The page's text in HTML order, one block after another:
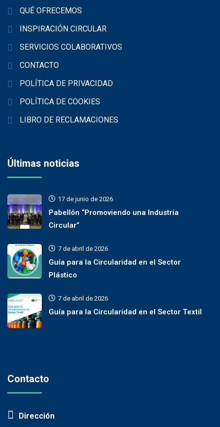
QUÉ OFRECEMOS
INSPIRACIÓN CIRCULAR
SERVICIOS COLABORATIVOS
CONTACTO
POLÍTICA DE PRIVACIDAD
POLÍTICA DE COOKIES
LIBRO DE RECLAMACIONES
Últimas noticias
17 de junio de 2026
Pabellón “Promoviendo una Industria
Circular”
7 de abril de 2026
Guía para la Circularidad en el Sector
Plástico
7 de abril de 2026
Guía para la Circularidad en el Sector Textil
Contacto
Dirección